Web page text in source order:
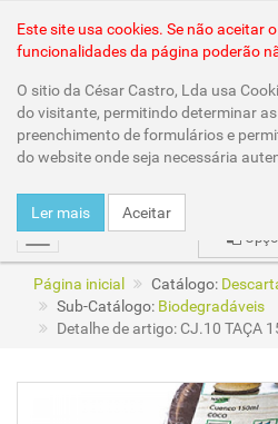
mudar
Este site usa cookies. Se não aceitar
funcionalidades da página poderão
O sitio da César Castro, Lda usa
do visitante, permitindo determinar
preenchimento de formulários e
do website onde seja necessária
Ler mais Aceitar
Página inicial Catálogo:
Sub-Catálogo: Biodegradáveis
Detalhe de artigo: CJ.10 TAÇA